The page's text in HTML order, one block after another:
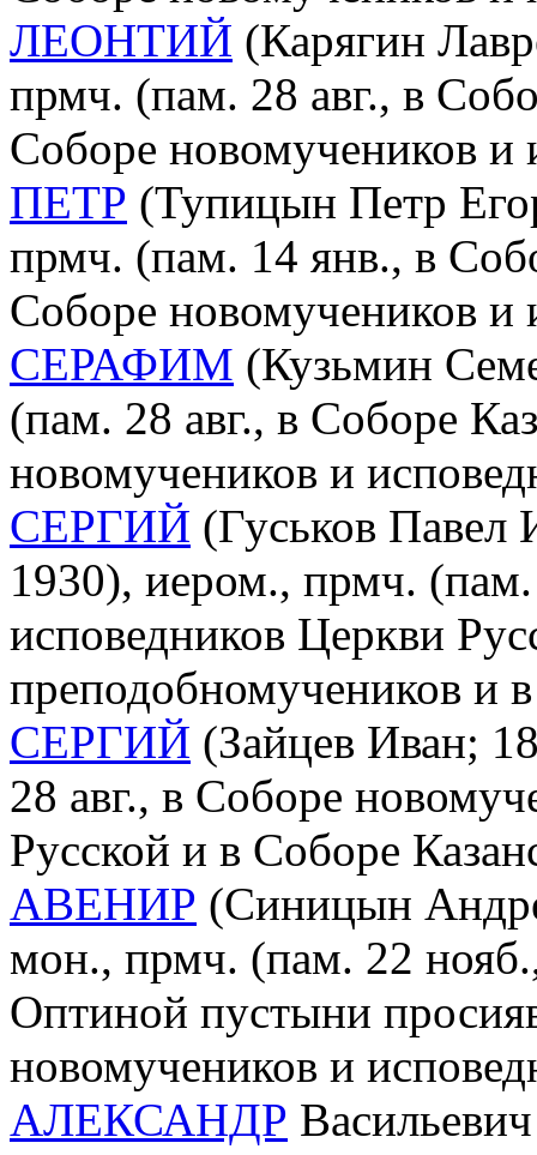
ЛЕОНТИЙ (Карягин
прмч. (пам. 28 авг., в
Соборе новомучеников и
ПЕТР (Тупицын Петр
прмч. (пам. 14 янв., в
Соборе новомучеников и
СЕРАФИМ (Кузьмин
(пам. 28 авг., в Соборе
новомучеников и
СЕРГИЙ (Гуськов Павел
1930), иером., прмч.
исповедников Церкви
преподобномучеников и
СЕРГИЙ (Зайцев Иван;
28 авг., в Соборе
Русской и в Соборе
АВЕНИР (Синицын
мон., прмч. (пам. 22
Оптиной пустыни
новомучеников и
АЛЕКСАНДР